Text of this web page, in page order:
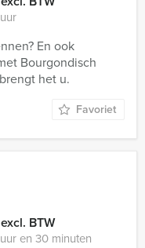
En ook
Bourgondisch
het u.
Favoriet
BTW
en 30 minuten